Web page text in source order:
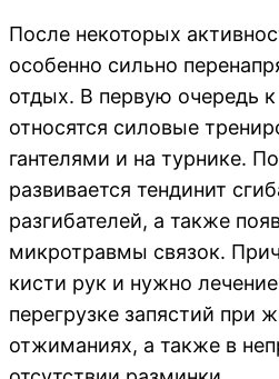
После некоторых
особенно сильно
отдых. В первую очередь
относятся силовые
гантелями и на турнике.
развивается тендинит
разгибателей, а также
микротравмы связок.
кисти рук и нужно
перегрузке запястий при
отжиманиях, а также в